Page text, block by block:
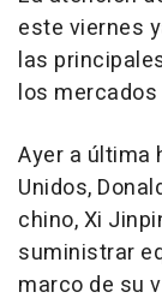
este viernes
las
los
Ayer a última
Unidos,
chino, Xi
suministrar
marco de su